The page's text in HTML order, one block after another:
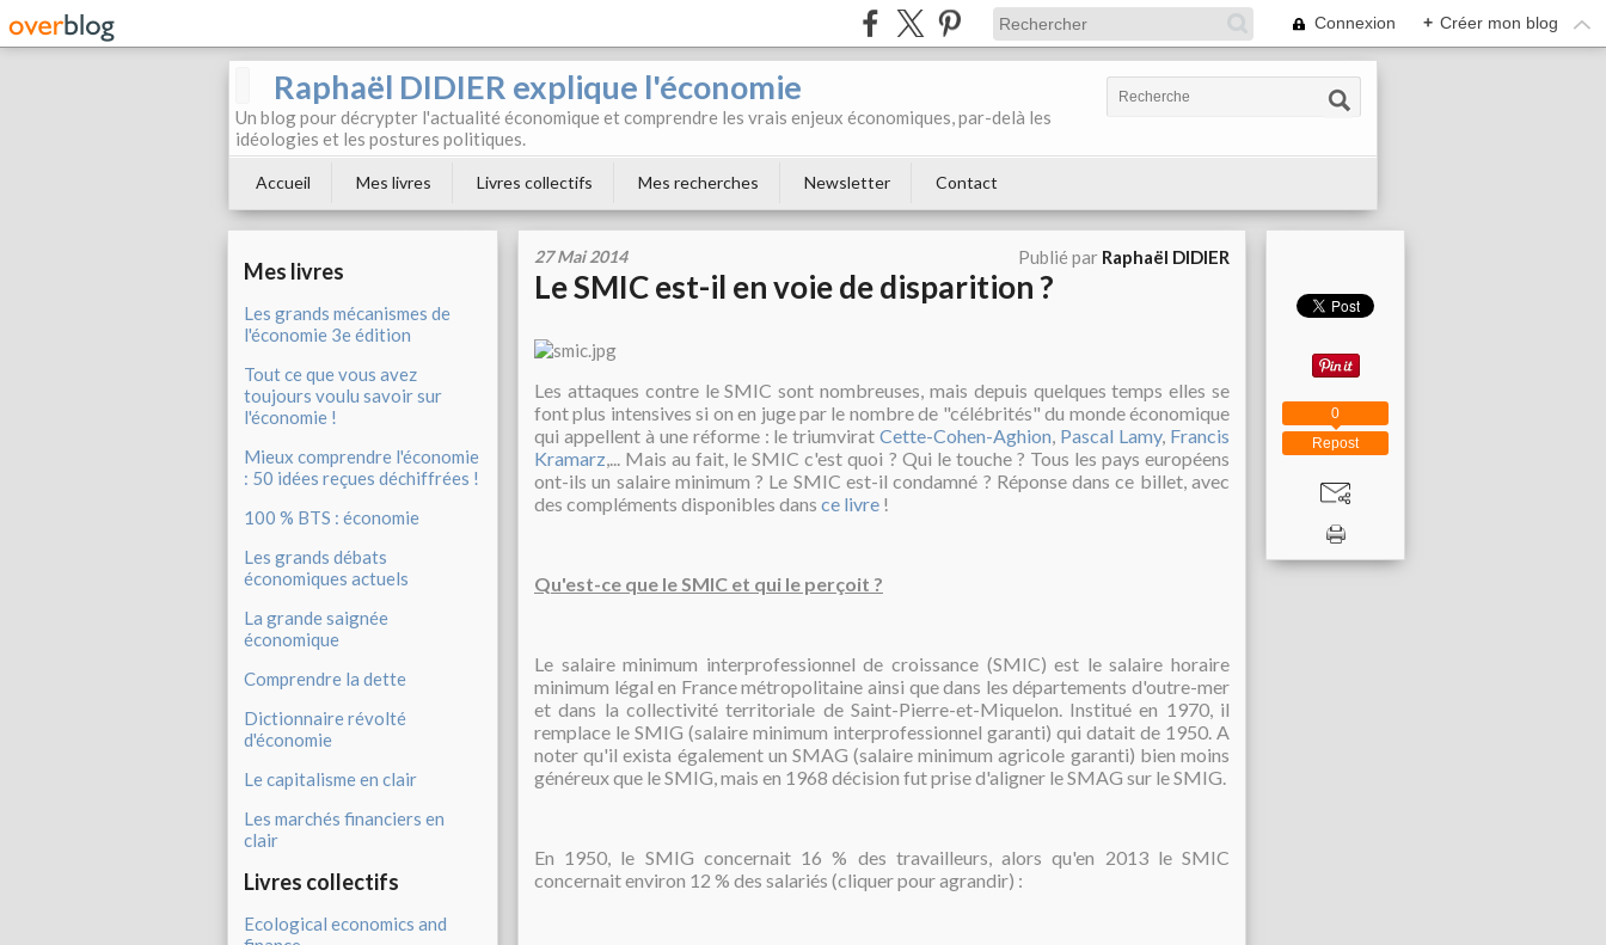
Connexion + Créer mon blog
Raphaël DIDIER explique l'économie
Un blog pour décrypter l'actualité économique et comprendre les vrais enjeux économiques, par-delà les
idéologies et les postures politiques.
Accueil Mes livres Livres collectifs Mes recherches Newsletter Contact
Mes livres
Les grands mécanismes de
l'économie 3e édition
Tout ce que vous avez
toujours voulu savoir sur
l'économie !
Mieux comprendre l'économie
: 50 idées reçues déchiffrées !
100 % BTS : économie
Les grands débats
économiques actuels
La grande saignée
économique
Comprendre la dette
Dictionnaire révolté
d'économie
Le capitalisme en clair
Les marchés financiers en
clair
Livres collectifs
Ecological economics and
27 Mai 2014 Publié par Raphaël DIDIER
Le SMIC est-il en voie de disparition ?
Les attaques contre le SMIC sont nombreuses, mais depuis quelques temps elles se
font plus intensives si on en juge par le nombre de "célébrités" du monde économique
qui appellent à une réforme : le triumviratCette-Cohen-Aghion, Pascal Lamy, Francis
Kramarz,... Mais au fait, le SMIC c'est quoi ? Qui le touche ? Tous les pays européens
ont-ils un salaire minimum ? Le SMIC est-il condamné ? Réponse dans ce billet, avec
des compléments disponibles dans ce livre !
Qu'est-ce que le SMIC et qui le perçoit ?
Le salaire minimum interprofessionnel de croissance (SMIC) est le salaire horaire
minimum légal en France métropolitaine ainsi que dans les départements d'outre-mer
et dans la collectivité territoriale de Saint-Pierre-et-Miquelon. Institué en 1970, il
remplace le SMIG (salaire minimum interprofessionnel garanti) qui datait de 1950. A
noter qu'il exista également un SMAG (salaire minimum agricole garanti) bien moins
généreux que le SMIG, mais en 1968 décision fut prise d'aligner le SMAG sur le SMIG.
En 1950, le SMIG concernait 16 % des travailleurs, alors qu'en 2013 le SMIC
concernait environ 12 % des salariés (cliquer pour agrandir) :
Repost
0